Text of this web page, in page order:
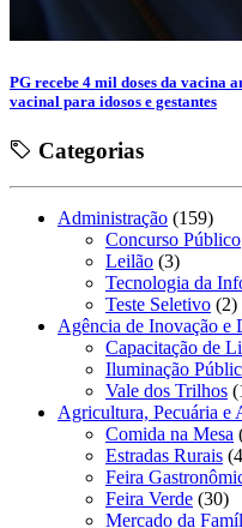
PG recebe 4 mil doses da vacina
vacinal para idosos e gestantes
Categorias
Administração (159)
Concurso Público
Leilão (3)
Tecnologia da
Teste Seletivo (2)
Agência de Inovação e
Capacitação de
Iluminação
Vale dos Trilhos
Agricultura, Pecuária e
Comida na Mesa
Estradas Rurais
Feira
Feira Verde (30)
Mercado da